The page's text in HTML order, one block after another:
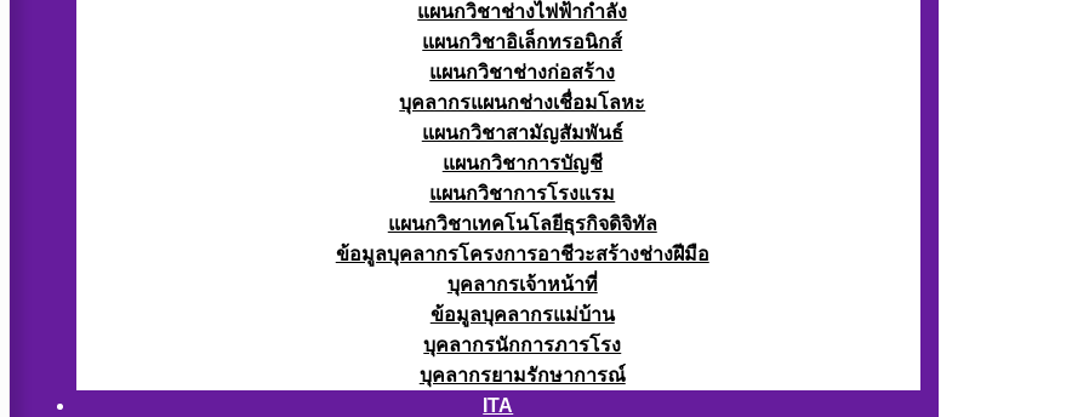
แผนกวิชาช่างไฟฟ้ากำลัง
แผนกวิชาอิเล็กทรอนิกส์
แผนกวิชาช่างก่อสร้าง
บุคลากรแผนกช่างเชื่อมโลหะ
แผนกวิชาสามัญสัมพันธ์
แผนกวิชาการบัญชี
แผนกวิชาการโรงแรม
แผนกวิชาเทคโนโลยีธุรกิจดิจิทัล
ข้อมูลบุคลากรโครงการอาชีวะสร้างช่างฝีมือ
บุคลากรเจ้าหน้าที่
ข้อมูลบุคลากรแม่บ้าน
บุคลากรนักการภารโรง
บุคลากรยามรักษาการณ์
ITA